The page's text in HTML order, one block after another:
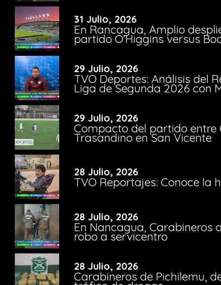
31 Julio, 2026
En Rancagua, Amplio
partido O’Higgins versus
29 Julio, 2026
TVO Deportes: Análisis del
Liga de Segunda 2026 con
29 Julio, 2026
Compacto del partido entre
Trasandino en San Vicente
28 Julio, 2026
TVO Reportajes: Conoce la
28 Julio, 2026
En Nancagua, Carabineros
robo a servicentro
28 Julio, 2026
Carabineros de Pichilemu,